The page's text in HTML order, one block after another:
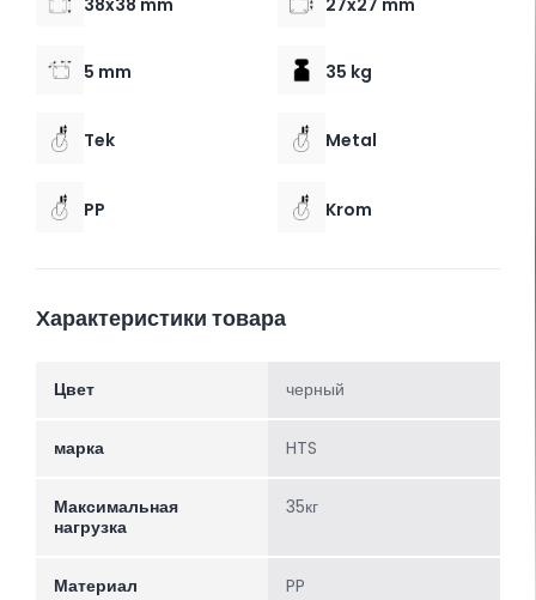
38x38 mm 27x27 mm
5 mm 35 kg
Tek Metal
PP Krom
Характеристики товара
Цвет черный
марка HTS
Максимальная
нагрузка
35кг
Материал PP